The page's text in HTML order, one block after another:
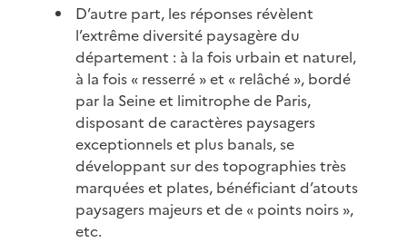
D’autre part, les réponses révèlent
l’extrême diversité paysagère du
département : à la fois urbain et naturel,
à la fois « resserré » et « relâché », bordé
par la Seine et limitrophe de Paris,
disposant de caractères paysagers
exceptionnels et plus banals, se
développant sur des topographies très
marquées et plates, bénéficiant d’atouts
paysagers majeurs et de « points noirs »,
etc.